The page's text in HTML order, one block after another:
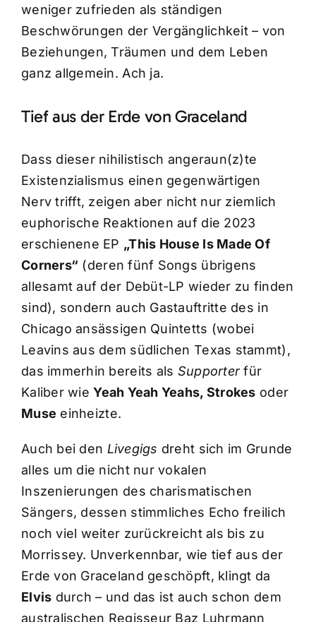
weniger zufrieden als ständigen
Beschwörungen der Vergänglichkeit – von
Beziehungen, Träumen und dem Leben
ganz allgemein. Ach ja.
Tief aus der Erde von Graceland
Dass dieser nihilistisch angeraun(z)te
Existenzialismus einen gegenwärtigen
Nerv trifft, zeigen aber nicht nur ziemlich
euphorische Reaktionen auf die 2023
erschienene EP „This House Is Made Of
Corners“ (deren fünf Songs übrigens
allesamt auf der Debüt-LP wieder zu finden
sind), sondern auch Gastauftritte des in
Chicago ansässigen Quintetts (wobei
Leavins aus dem südlichen Texas stammt),
das immerhin bereits als Supporterfür
Kaliber wieYeah Yeah Yeahs, Strokes oder
Muse einheizte.
Auch bei den Livegigs dreht sich im Grunde
alles um die nicht nur vokalen
Inszenierungen des charismatischen
Sängers, dessen stimmliches Echo freilich
noch viel weiter zurückreicht als bis zu
Morrissey. Unverkennbar, wie tief aus der
Erde von Graceland geschöpft, klingt da
Elvis durch – und das ist auch schon dem
australischen Regisseur Baz Luhrmann